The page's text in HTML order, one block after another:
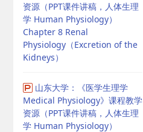
资源（PPT课件讲稿，人体生理
学 Human Physiology）
Chapter 8 Renal
Physiology（Excretion of the
Kidneys）
山东大学：《医学生理学
Medical Physiology》课程教学
资源（PPT课件讲稿，人体生理
学 Human Physiology）